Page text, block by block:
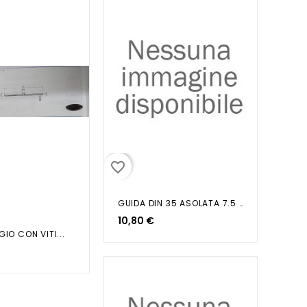
CON VITI...
favorite_border
GUIDA DIN 35 ASOLATA 7.5 X 35 2MT
10,80 €